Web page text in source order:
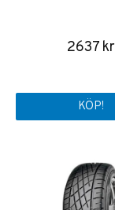
2637 kr
KÖP!